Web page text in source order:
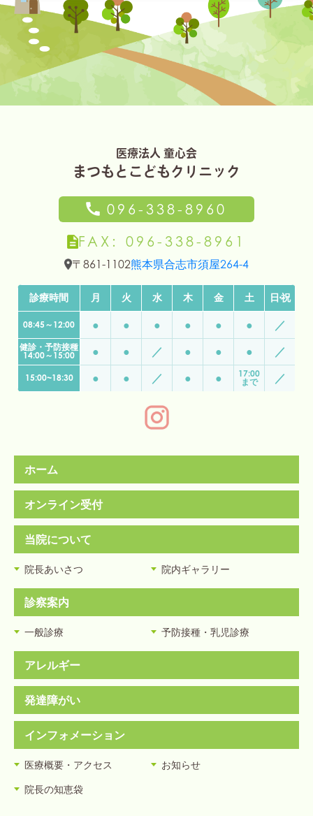
医療法人 童心会
まつもとこどもクリニック
096-338-8960
FAX: 096-338-8961
〒861-1102熊本県合志市須屋264-4
予約なしの診察時間
月曜日から土曜日 午前8:45から12:00
月曜日から土曜日(水曜日は休診) 午後15:00から18:30(金
月曜日から土曜日(水曜日は休診) 午後14:00から15:00
休診
水曜日の午後、日曜日、祝日
診療時間 月 火 水 木 金 土 日・祝
08:45～12:00 ● ● ● ● ● ● ／
健診・予防接種
14:00～15:00
● ● ／ ● ● ● ／
15:00~18:30 ● ● ／ ● ●
17:00
まで
／
ホーム
オンライン受付
当院について
院長あいさつ 院内ギャラリー
診察案内
一般診療 予防接種・乳児診療
アレルギー
発達障がい
インフォメーション
医療概要・アクセス お知らせ
院長の知恵袋